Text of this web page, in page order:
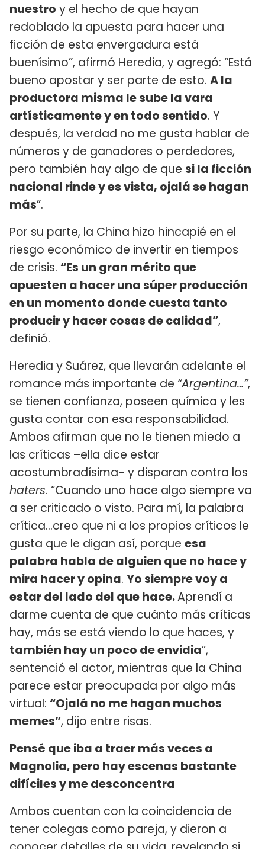
nuestro y el hecho de que hayan
redoblado la apuesta para hacer una
ficción de esta envergadura está
buenísimo”, afirmó Heredia, y agregó: “Está
bueno apostar y ser parte de esto. A la
productora misma le sube la vara
artísticamente y en todo sentido. Y
después, la verdad no me gusta hablar de
números y de ganadores o perdedores,
pero también hay algo de que si la ficción
nacional rinde y es vista, ojalá se hagan
más”.
Por su parte, la China hizo hincapié en el
riesgo económico de invertir en tiempos
de crisis. “Es un gran mérito que
apuesten a hacer una súper producción
en un momento donde cuesta tanto
producir y hacer cosas de calidad”,
definió.
Heredia y Suárez, que llevarán adelante el
romance más importante de “Argentina…”,
se tienen confianza, poseen química y les
gusta contar con esa responsabilidad.
Ambos afirman que no le tienen miedo a
las críticas –ella dice estar
acostumbradísima- y disparan contra los
haters. “Cuando uno hace algo siempre va
a ser criticado o visto. Para mí, la palabra
crítica…creo que ni a los propios críticos le
gusta que le digan así, porque esa
palabra habla de alguien que no hace y
mira hacer y opina. Yo siempre voy a
estar del lado del que hace.Aprendí a
darme cuenta de que cuánto más críticas
hay, más se está viendo lo que haces, y
también hay un poco de envidia”,
sentenció el actor, mientras que la China
parece estar preocupada por algo más
virtual: “Ojalá no me hagan muchos
memes”, dijo entre risas.
Pensé que iba a traer más veces a
Magnolia, pero hay escenas bastante
difíciles y me desconcentra
Ambos cuentan con la coincidencia de
tener colegas como pareja, y dieron a